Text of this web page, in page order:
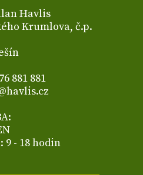
Havlis
Krumlova, č.p.
881 881
9 - 18 hodin